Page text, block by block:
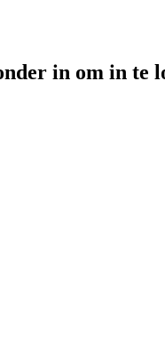
in om in te